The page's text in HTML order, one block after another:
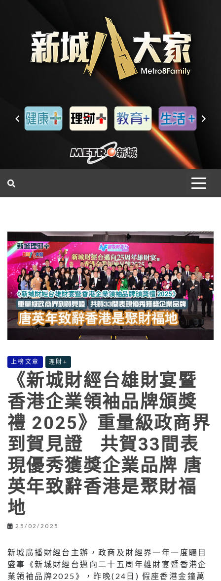
上榜文章 理財+
《新城財經台雄財宴暨
香港企業領袖品牌頒獎
禮 2025》重量級政商界
到賀見證 共賀33間表
現優秀獲獎企業品牌 唐
英年致辭香港是聚財福
地
25/02/2025
新城廣播財經台主辦，政商及財經界一年一度矚目
盛事《新城財經台邁向二十五周年雄財宴暨香港企
業領袖品牌2025》，昨晚(24日) 假座香港金鐘萬